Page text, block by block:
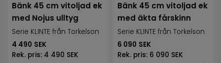
Bänk 45 cm vitoljad ek
med Nojus ulltyg
Serie KLINTE från Torkelson
4 490 SEK
Rek. pris: 4 490 SEK
Bänk 45 cm vitoljad ek
med äkta fårskinn
Serie KLINTE från Torkelson
6 090 SEK
Rek. pris: 6 090 SEK